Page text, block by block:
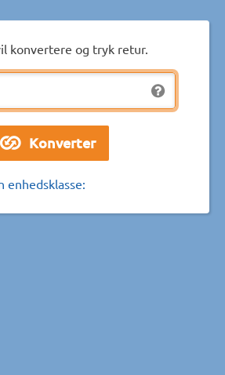
konvertere og tryk retur.
enhedsklasse: